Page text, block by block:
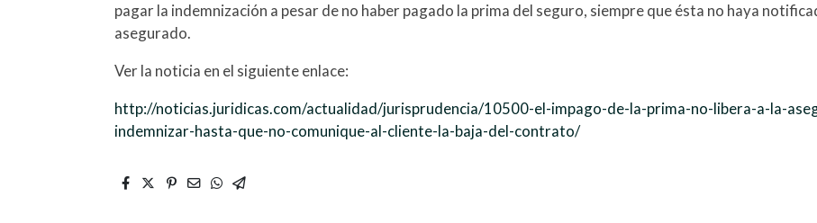
pagar la indemnización a pesar de no haber pagado la prima del seguro, siempre que ésta no haya
asegurado.
Ver la noticia en el siguiente enlace:
http://noticias.juridicas.com/actualidad/jurisprudencia/10500-el-impago-de-la-prima-no-libera-a-la-
indemnizar-hasta-que-no-comunique-al-cliente-la-baja-del-contrato/